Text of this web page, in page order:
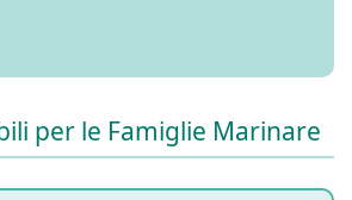
per le Famiglie Marinare